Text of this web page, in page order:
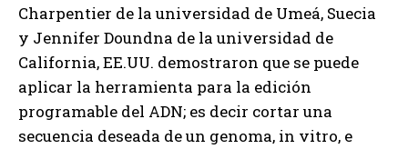
Charpentier de la universidad de Umeá, Suecia
y Jennifer Doundna de la universidad de
California, EE.UU. demostraron que se puede
aplicar la herramienta para la edición
programable del ADN; es decir cortar una
secuencia deseada de un genoma, in vitro, e